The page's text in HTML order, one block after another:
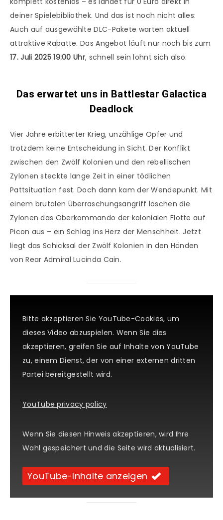
deiner Spielebibliothek. Und das ist noch nicht alles:
Auch auf ausgewählte DLC-Pakete warten aktuell
attraktive Rabatte. Das Angebot läuft nur noch bis zum
17. Juli 2025 19:00 Uhr, schnell sein lohnt sich also.
Das erwartet uns in Battlestar Galactica
Deadlock
Vier Jahre erbitterter Krieg, unzählige Opfer und
trotzdem keine Entscheidung in Sicht. Der Konflikt
zwischen den Zwölf Kolonien und den rebellischen
Zylonen steckte lange Zeit in einer tödlichen
Pattsituation fest. Doch dann kam der Wendepunkt. Mit
einem brutalen Überraschungsangriff löschen die
Zylonen das Oberkommando der kolonialen Flotte auf
Picon aus – ein Schlag ins Herz der Menschheit. Jetzt
liegt das Schicksal der Zwölf Kolonien in den Händen
von Rear Admiral Lucinda Cain.
Bitte akzeptieren Sie YouTube-Cookies, um
dieses Video abzuspielen. Wenn Sie dies
akzeptieren, greifen Sie auf Inhalte von YouTube
zu, einem Dienst, der von einer externen dritten
Partei bereitgestellt wird.
YouTube privacy policy
Wenn Sie diesen Hinweis akzeptieren, wird Ihre
Wahl gespeichert und die Seite wird aktualisiert.
YouTube-Inhalte anzeigen